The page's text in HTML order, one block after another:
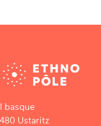
basque
Ustaritz